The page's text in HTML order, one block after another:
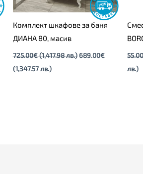
Комплект шкафове за баня
ДИАНА 80, масив
725.00€(1,417.98 лв.) 689.00€
(1,347.57 лв.)
лв.)